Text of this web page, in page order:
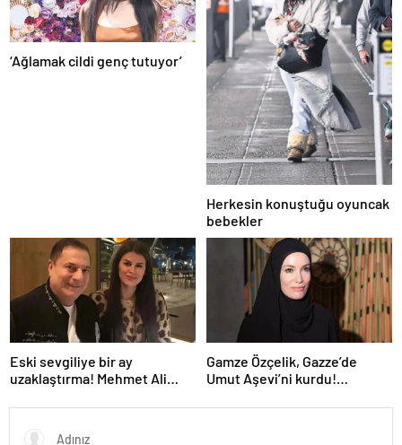
‘Ağlamak cildi genç tutuyor’
Herkesin konuştuğu oyuncak
bebekler
Eski sevgiliye bir ay
uzaklaştırma! Mehmet Ali
hakaret etti
Gamze Özçelik, Gazze’de
Umut Aşevi’ni kurdu!
içinde mücadelemiz devam